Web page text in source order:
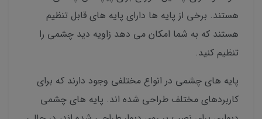
هستند. برخی از پایه ها دارای پایه های قابل تنظیم
هستند که به شما امکان می دهد زاویه دید چشمی را
تنظیم کنید.
پایه های چشمی در انواع مختلفی وجود دارند که برای
کاربردهای مختلف طراحی شده اند. پایه های چشمی